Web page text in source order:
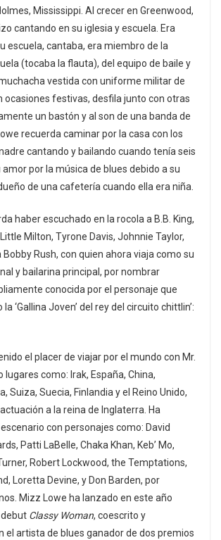
Mississippi. Al crecer en Greenwood,
cantando en su iglesia y escuela. Era
escuela, cantaba, era miembro de la
(tocaba la flauta), del equipo de baile y
vestida con uniforme militar de
ocasiones festivas, desfila junto con otras
un bastón y al son de una banda de
recuerda caminar por la casa con los
cantando y bailando cuando tenía seis
por la música de blues debido a su
de una cafetería cuando ella era niña.
haber escuchado en la rocola a B.B. King,
Milton, Tyrone Davis, Johnnie Taylor,
Bobby Rush, con quien ahora viaja como su
y bailarina principal, por nombrar
conocida por el personaje que
‘Gallina Joven’ del rey del circuito chittlin’:
el placer de viajar por el mundo con Mr.
lugares como: Irak, España, China,
Suiza, Suecia, Finlandia y el Reino Unido,
a la reina de Inglaterra. Ha
con personajes como: David
Patti LaBelle, Chaka Khan, Keb’ Mo,
Robert Lockwood, the Temptations,
Loretta Devine, y Don Barden, por
Mizz Lowe ha lanzado en este año
Classy Woman, coescrito y
el artista de blues ganador de dos premios